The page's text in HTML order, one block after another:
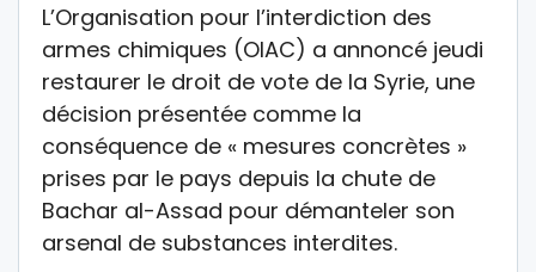
L’Organisation pour l’interdiction des
armes chimiques (OIAC) a annoncé jeudi
restaurer le droit de vote de la Syrie, une
décision présentée comme la
conséquence de « mesures concrètes »
prises par le pays depuis la chute de
Bachar al-Assad pour démanteler son
arsenal de substances interdites.